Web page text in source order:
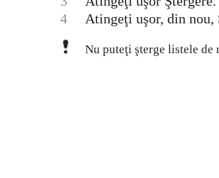
4
Atingeţi uşor, din nou,
Nu puteţi şterge listele de